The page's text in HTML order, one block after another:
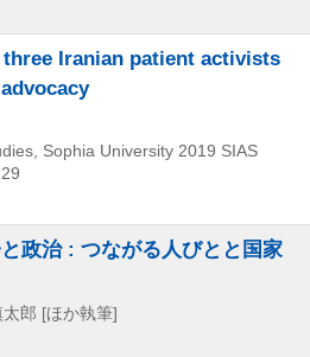
three Iranian patient activists
Sophia University 2019 SIAS
政治 : つながる人びとと国家
郎 [ほか執筆]